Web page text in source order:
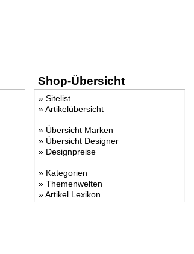
Shop-Übersicht
» Sitelist
»Artikelübersicht
» Übersicht Marken
» Übersicht Designer
» Designpreise
» Kategorien
» Themenwelten
»Artikel Lexikon